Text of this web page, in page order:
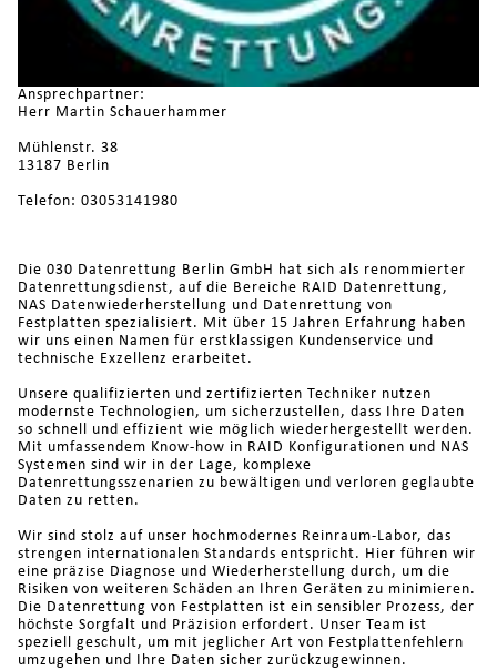
Ansprechpartner:
Herr Martin Schauerhammer
Mühlenstr. 38
13187 Berlin
Telefon: 03053141980
Die 030 Datenrettung Berlin GmbH hat sich als renommierter
Datenrettungsdienst, auf die Bereiche RAID Datenrettung,
NAS Datenwiederherstellung und Datenrettung von
Festplatten spezialisiert. Mit über 15 Jahren Erfahrung haben
wir uns einen Namen für erstklassigen Kundenservice und
technische Exzellenz erarbeitet.
Unsere qualifizierten und zertifizierten Techniker nutzen
modernste Technologien, um sicherzustellen, dass Ihre Daten
so schnell und effizient wie möglich wiederhergestellt werden.
Mit umfassendem Know-how in RAID Konfigurationen und NAS
Systemen sind wir in der Lage, komplexe
Datenrettungsszenarien zu bewältigen und verloren geglaubte
Daten zu retten.
Wir sind stolz auf unser hochmodernes Reinraum-Labor, das
strengen internationalen Standards entspricht. Hier führen wir
eine präzise Diagnose und Wiederherstellung durch, um die
Risiken von weiteren Schäden an Ihren Geräten zu minimieren.
Die Datenrettung von Festplatten ist ein sensibler Prozess, der
höchste Sorgfalt und Präzision erfordert. Unser Team ist
speziell geschult, um mit jeglicher Art von Festplattenfehlern
umzugehen und Ihre Daten sicher zurückzugewinnen.